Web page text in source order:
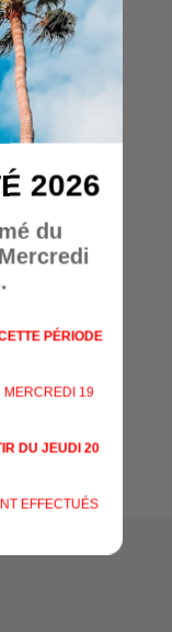
sec tout le
intercalaire
ÉPINGLERÉPINGLER
SUR
2026
du
PÉRIODE
19
DU JEUDI 20
EFFECTUÉS